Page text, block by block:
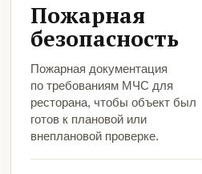
Пожарная
безопасность
Пожарная документация
по требованиям МЧС для
ресторана, чтобы объект был
готов к плановой или
внеплановой проверке.